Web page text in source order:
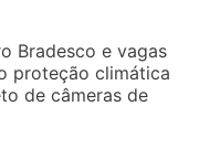
Bradesco e vagas
proteção climática
de câmeras de